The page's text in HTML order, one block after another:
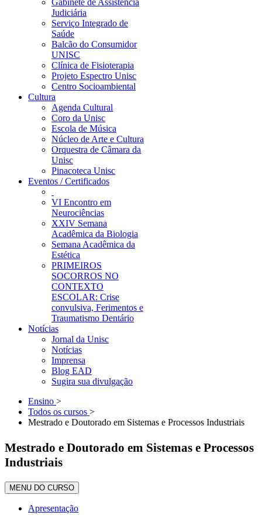
Gabinete de Assistência
Judiciária
Serviço Integrado de
Saúde
Balcão do Consumidor
UNISC
Clínica de Fisioterapia
Projeto Espectro Unisc
Centro Socioambiental
Cultura
Agenda Cultural
Coro da Unisc
Escola de Música
Núcleo de Arte e Cultura
Orquestra de Câmara da
Unisc
Pinacoteca Unisc
Eventos / Certificados
VI Encontro em
Neurociências
XXIV Semana
Acadêmica da Biologia
Semana Acadêmica da
Estética
PRIMEIROS
SOCORROS NO
CONTEXTO
ESCOLAR: Crise
convulsiva, Ferimentos e
Traumatismo Dentário
Notícias
Jornal da Unisc
Notícias
Imprensa
Blog EAD
Sugira sua divulgação
Ensino >
Todos os cursos >
Mestrado e Doutorado em Sistemas e Processos Industriais
Mestrado e Doutorado em Sistemas e Processos
Industriais
MENU DO CURSO
Apresentação